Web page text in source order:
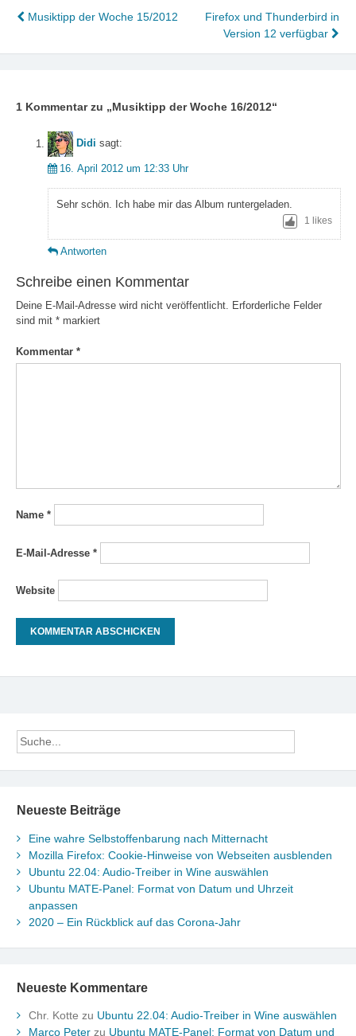
Beitragsnavigation
Musiktipp der Woche 15/2012
Firefox und Thunderbird in
Version 12 verfügbar
1 Kommentar zu „Musiktipp der Woche 16/2012“
Didi sagt:
16. April 2012 um 12:33 Uhr
Sehr schön. Ich habe mir das Album runtergeladen.
1 likes
Antworten
Schreibe einen Kommentar
Deine E-Mail-Adresse wird nicht veröffentlicht. Erforderliche Felder
sind mit *markiert
Kommentar *
Name *
E-Mail-Adresse *
Website
Neueste Beiträge
Eine wahre Selbstoffenbarung nach Mitternacht
Mozilla Firefox: Cookie-Hinweise von Webseiten ausblenden
Ubuntu 22.04: Audio-Treiber in Wine auswählen
Ubuntu MATE-Panel: Format von Datum und Uhrzeit
anpassen
2020 – Ein Rückblick auf das Corona-Jahr
Neueste Kommentare
Chr. Kotte zu Ubuntu 22.04: Audio-Treiber in Wine auswählen
Marco Peter zu Ubuntu MATE-Panel: Format von Datum und